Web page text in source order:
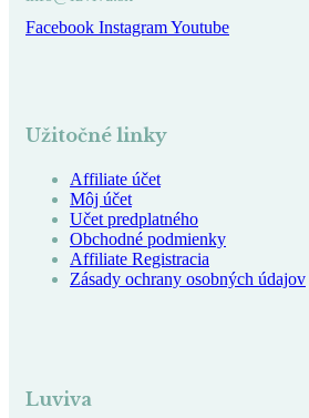
Facebook InstagramYoutube
Užitočné linky
Affiliate účet
Môj účet
Učet predplatného
Obchodné podmienky
Affiliate Registracia
Zásady ochrany osobných údajov
Luviva